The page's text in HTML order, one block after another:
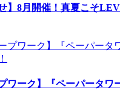
】8月開催！真夏こそ
ワーク】『ペーパータワ